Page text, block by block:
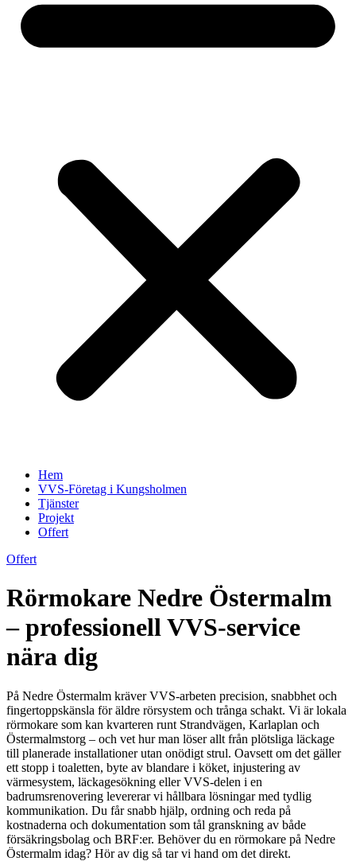
Hem
VVS-Företag i Kungsholmen
Tjänster
Projekt
Offert
Offert
Rörmokare Nedre Östermalm
– professionell VVS-service
nära dig
På Nedre Östermalm kräver VVS-arbeten precision, snabbhet och
fingertoppskänsla för äldre rörsystem och trånga schakt. Vi är lokala
rörmokare som kan kvarteren runt Strandvägen, Karlaplan och
Östermalmstorg – och vet hur man löser allt från plötsliga läckage
till planerade installationer utan onödigt strul. Oavsett om det gäller
ett stopp i toaletten, byte av blandare i köket, injustering av
värmesystem, läckagesökning eller VVS-delen i en
badrumsrenovering levererar vi hållbara lösningar med tydlig
kommunikation. Du får snabb hjälp, ordning och reda på
kostnaderna och dokumentation som tål granskning av både
försäkringsbolag och BRF:er. Behöver du en rörmokare på Nedre
Östermalm idag? Hör av dig så tar vi hand om det direkt.